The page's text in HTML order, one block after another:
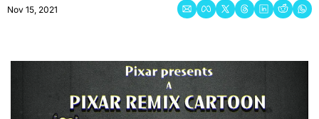
Nov 15, 2021